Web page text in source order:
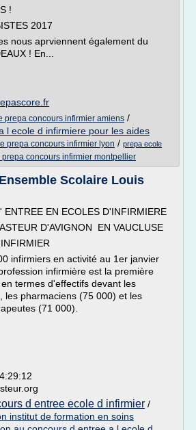
!
2017
nous aprviennent également du
! En...
prepa concours infirmier amiens /
l ecole d infirmiere pour les aides
prepa concours infirmier lyon / prepa ecole
prepa concours infirmier montpellier
Scolaire Louis
ENTREE EN ECOLES D'INFIRMIERE
D'AVIGNON EN VAUCLUSE
infirmiers en activité au 1er janvier
infirmière est la première
termes d'effectifs devant les
les pharmaciens (75 000) et les
(71 000).
d entree ecole d infirmier /
institut de formation en soins